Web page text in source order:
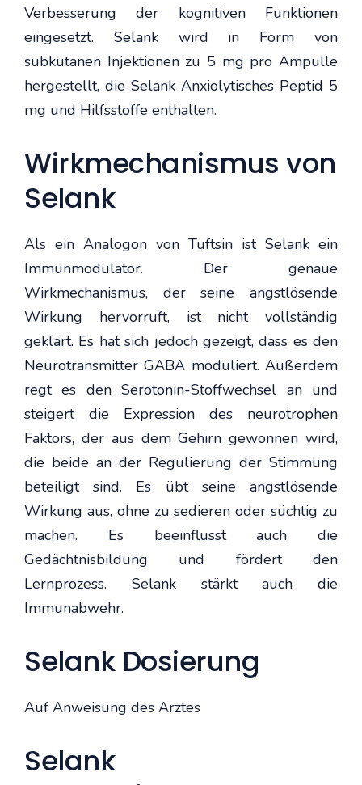
Verbesserung der kognitiven Funktionen
eingesetzt. Selank wird in Form von
subkutanen Injektionen zu 5 mg pro Ampulle
hergestellt, die Selank Anxiolytisches Peptid 5
mg und Hilfsstoffe enthalten.
Wirkmechanismus von
Selank
Als ein Analogon von Tuftsin ist Selank ein
Immunmodulator. Der genaue
Wirkmechanismus, der seine angstlösende
Wirkung hervorruft, ist nicht vollständig
geklärt. Es hat sich jedoch gezeigt, dass es den
Neurotransmitter GABA moduliert. Außerdem
regt es den Serotonin-Stoffwechsel an und
steigert die Expression des neurotrophen
Faktors, der aus dem Gehirn gewonnen wird,
die beide an der Regulierung der Stimmung
beteiligt sind. Es übt seine angstlösende
Wirkung aus, ohne zu sedieren oder süchtig zu
machen. Es beeinflusst auch die
Gedächtnisbildung und fördert den
Lernprozess. Selank stärkt auch die
Immunabwehr.
Selank Dosierung
Auf Anweisung des Arztes
Selank